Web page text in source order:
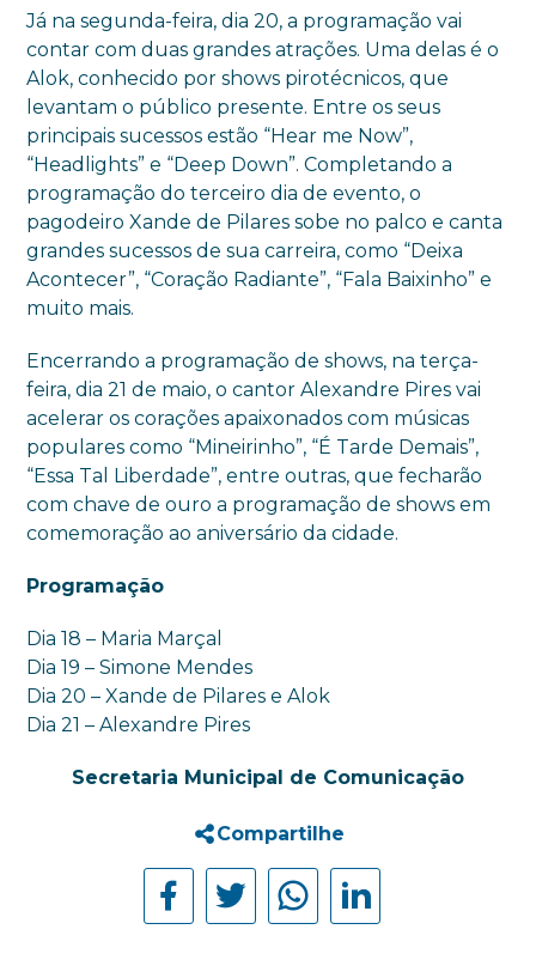
Já na segunda-feira, dia 20, a programação vai
contar com duas grandes atrações. Uma delas é o
Alok, conhecido por shows pirotécnicos, que
levantam o público presente. Entre os seus
principais sucessos estão “Hear me Now”,
“Headlights” e “Deep Down”. Completando a
programação do terceiro dia de evento, o
pagodeiro Xande de Pilares sobe no palco e canta
grandes sucessos de sua carreira, como “Deixa
Acontecer”, “Coração Radiante”, “Fala Baixinho” e
muito mais.
Encerrando a programação de shows, na terça-
feira, dia 21 de maio, o cantor Alexandre Pires vai
acelerar os corações apaixonados com músicas
populares como “Mineirinho”, “É Tarde Demais”,
“Essa Tal Liberdade”, entre outras, que fecharão
com chave de ouro a programação de shows em
comemoração ao aniversário da cidade.
Programação
Dia 18 – Maria Marçal
Dia 19 – Simone Mendes
Dia 20 – Xande de Pilares e Alok
Dia 21 – Alexandre Pires
Secretaria Municipal de Comunicação
Compartilhe